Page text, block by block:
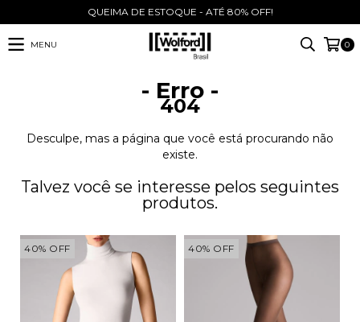
QUEIMA DE ESTOQUE - ATÉ 80% OFF!
MENU 0
- Erro -
404
Desculpe, mas a página que você está procurando não
existe.
Talvez você se interesse pelos seguintes
produtos.
40% OFF 40% OFF